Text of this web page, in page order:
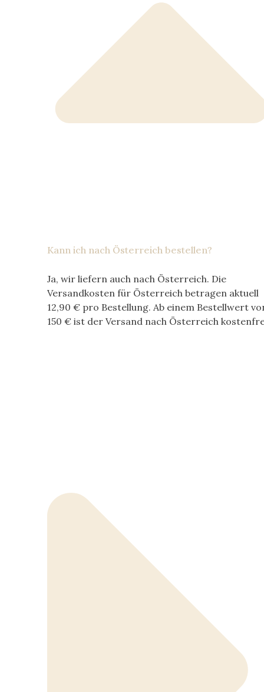
Kann ich nach Österreich bestellen?
Ja, wir liefern auch nach Österreich. Die
Versandkosten für Österreich betragen aktuell
12,90 € pro Bestellung. Ab einem Bestellwert
150 € ist der Versand nach Österreich